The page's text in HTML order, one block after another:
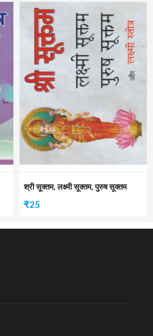
श्री सूक्तम, लक्ष्मी सूक्तम, पुरुष सूक्तम
₹25